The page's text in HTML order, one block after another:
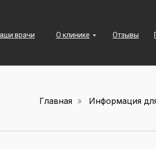
врачи О клинике Отзывы
Главная » Информация